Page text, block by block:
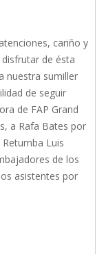
cariño y
de ésta
nuestra sumiller
de seguir
de FAP Grand
a Rafa Bates por
Luis
de los
asistentes por